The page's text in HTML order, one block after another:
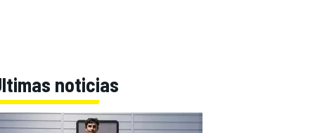
noticias